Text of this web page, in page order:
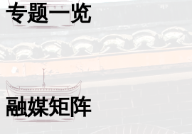
专题一览
融媒矩阵